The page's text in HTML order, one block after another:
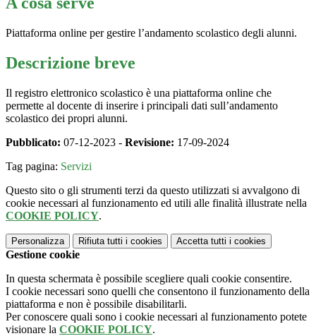
Piattaforma online per gestire l’andamento scolastico degli alunni.
Descrizione breve
Il registro elettronico scolastico è una piattaforma online che
permette al docente di inserire i principali dati sull’andamento
scolastico dei propri alunni.
Pubblicato: 07-12-2023 - Revisione: 17-09-2024
Tag pagina: Servizi
Questo sito o gli strumenti terzi da questo utilizzati si avvalgono di
cookie necessari al funzionamento ed utili alle finalità illustrate nella
COOKIE POLICY.
Personalizza Rifiuta tutti i cookies Accetta tutti i cookies
Gestione cookie
In questa schermata è possibile scegliere quali cookie consentire.
I cookie necessari sono quelli che consentono il funzionamento della
piattaforma e non è possibile disabilitarli.
Per conoscere quali sono i cookie necessari al funzionamento potete
visionare la COOKIE POLICY.